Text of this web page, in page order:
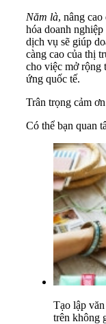
Năm là, nâng
hóa doanh
dịch vụ sẽ giúp
càng cao của thị
cho việc mở rộng
ứng quốc tế.
Trân trọng cảm
Có thể bạn quan
Tạo lập
trên không